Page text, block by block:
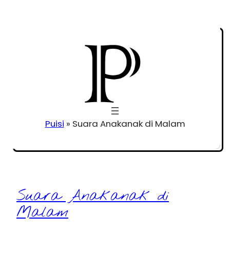
Puisi » Suara Anakanak di Malam
Suara Anakanak di
Malam